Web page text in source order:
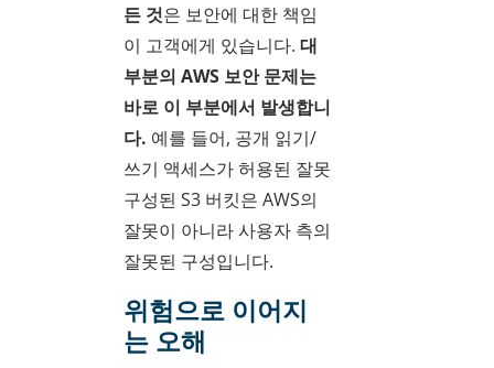
든 것은 보안에 대한 책임
이 고객에게 있습니다. 대
부분의 AWS 보안 문제는
바로 이 부분에서 발생합니
다. 예를 들어, 공개 읽기/
쓰기 액세스가 허용된 잘못
구성된 S3 버킷은 AWS의
잘못이 아니라 사용자 측의
잘못된 구성입니다.
위험으로 이어지
는 오해